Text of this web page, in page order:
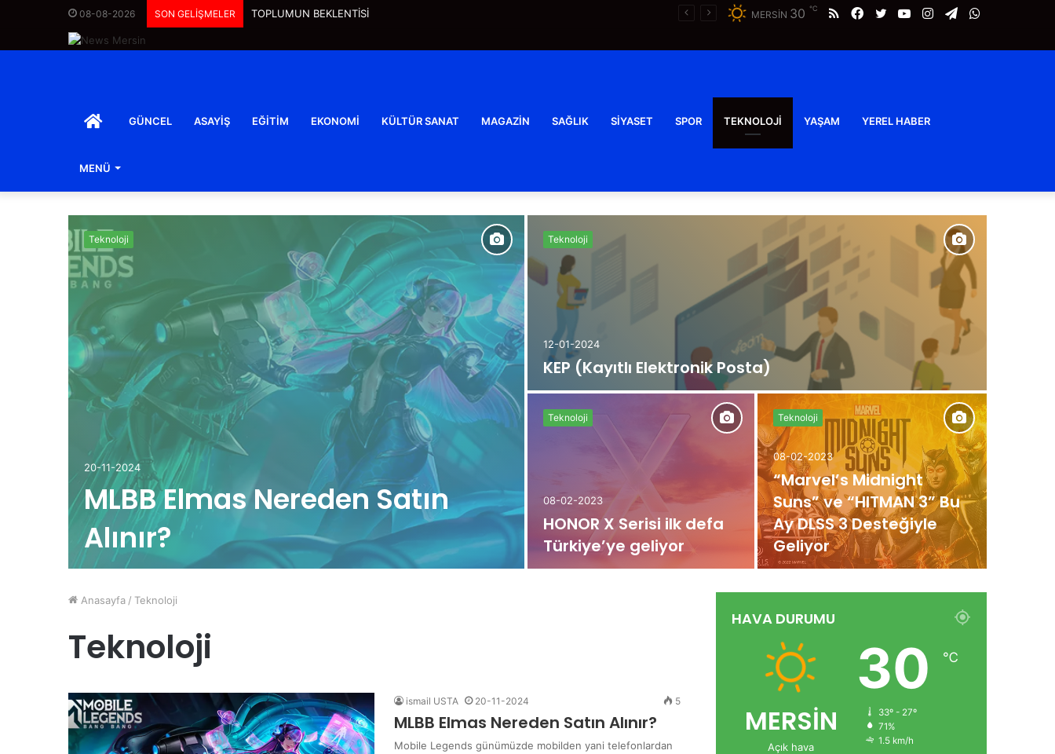
08-08-2026 SON GELİŞMELER Suwen, Yeni Nesil Korseleriyle Korse Algısını Değiştiriyor Telegram
Instagram
YouTube
Twitter
Facebook
RSS
MERSİN 30 ℃
ANASAYFA
GÜNCEL ASAYIŞ EĞITIM EKONOMI KÜLTÜR SANAT MAGAZIN SAĞLIK SIYASET SPOR TEKNOLOJI YAŞAM YEREL HABER
MENÜ
Teknoloji
20-11-2024
MLBB Elmas Nereden Satın
Alınır?
Teknoloji
12-01-2024
KEP (Kayıtlı Elektronik Posta)
Teknoloji
08-02-2023
HONOR X Serisi ilk defa
Türkiye’ye geliyor
Teknoloji
08-02-2023
“Marvel’s Midnight
Suns” ve “HITMAN 3” Bu
Ay DLSS 3 Desteğiyle
Geliyor
Anasayfa / Teknoloji
Teknoloji
ismail USTA 20-11-2024 5
MLBB Elmas Nereden Satın Alınır?
Mobile Legends günümüzde mobilden yani telefonlardan
HAVA DURUMU
MERSİN
Açık hava
30 ℃
33º - 27º
71%
1.5 km/h